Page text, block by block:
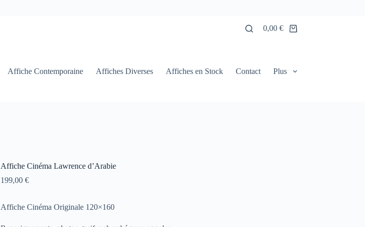
Panier
0,00€
Affiche Contemporaine Affiches Diverses Affiches en Stock Contact Plus
Affiche Cinéma Lawrence d’Arabie
199,00 €
Affiche Cinéma Originale 120×160